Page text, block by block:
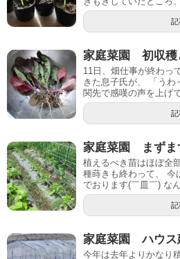
記
家庭菜園 初収穫
11日、畑仕事が終わっ
きた息子氏が、 「う
関先で感嘆の声を上げ
記
家庭菜園 まずま
植えるべき苗はほぼ全
種蒔きも終わって、 今
でおります(￣皿￣) な
記
家庭菜園 ハウス
今年は去年よりかなり